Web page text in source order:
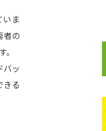
学問発見
ナビ講義」
ま
者の
バッ
きる